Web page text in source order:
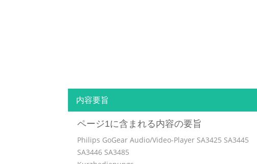
内容要旨
ページ1に含まれる内容の要旨
Philips GoGear Audio/Video-Player SA3425 SA3445
SA3446 SA3485